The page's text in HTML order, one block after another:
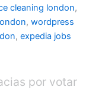
cleaning london,
, wordpress
, expedia jobs
por votar